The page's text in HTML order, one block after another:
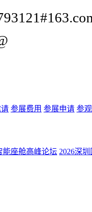
参展费用 参展申请 参
能座舱高峰论坛 2026深